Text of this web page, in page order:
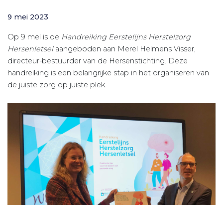
9 mei 2023
Op 9 mei is de Handreiking Eerstelijns Herstelzorg
Hersenletselaangeboden aan Merel Heimens Visser,
directeur-bestuurder van de Hersenstichting. Deze
handreiking is een belangrijke stap in het organiseren van
de juiste zorg op juiste plek.